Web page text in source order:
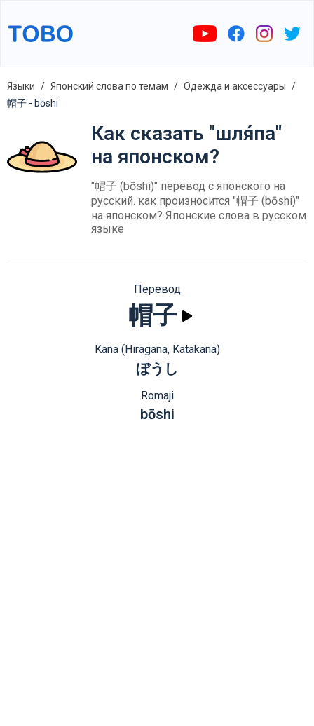
Языки Японский слова по темам
Одежда и аксессуары
帽子 - bōshi
Как сказать "шля́па"
на японском?
"帽子 (bōshi)" перевод с японского на
русский. как произносится "帽子 (bōshi)"
на японском? Японские слова в русском
языке
Перевод
帽子
Kana (Hiragana, Katakana)
ぼうし
Romaji
bōshi